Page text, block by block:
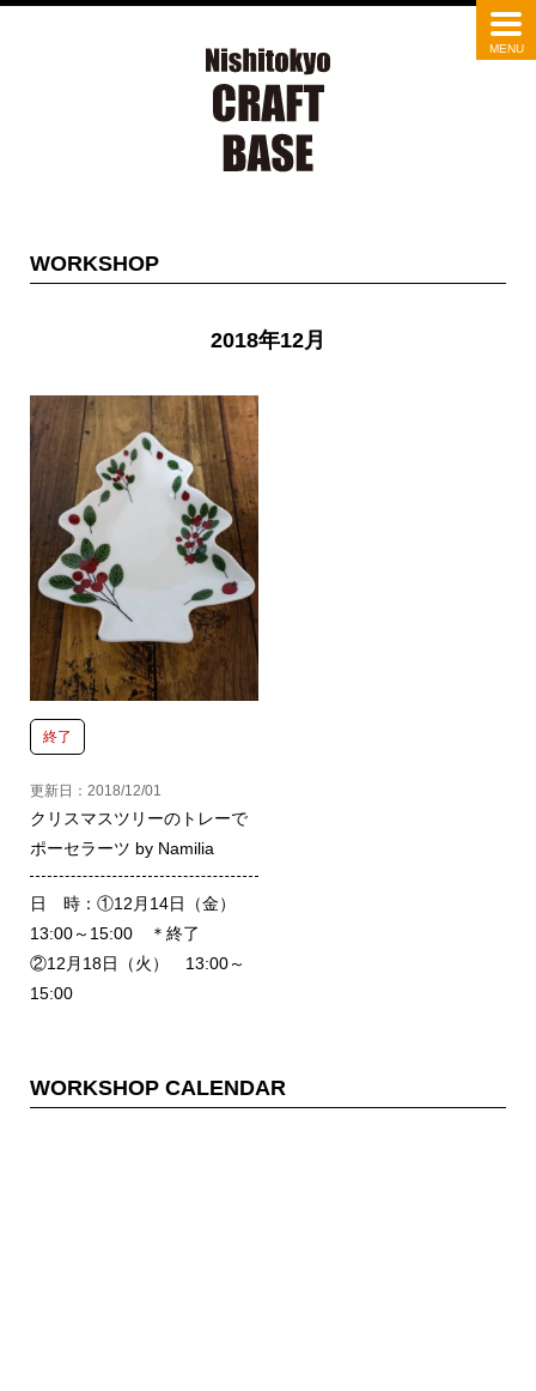
WORKSHOP
2018年12月
終了
更新日：2018/12/01
クリスマスツリーのトレーで
ポーセラーツ by Namilia
日 時：①12月14日（金）
13:00～15:00 ＊終了
②12月18日（火） 13:00～
15:00
WORKSHOP CALENDAR